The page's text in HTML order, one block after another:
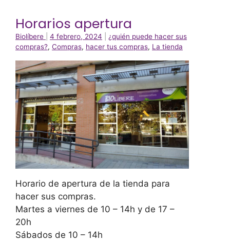
Horarios apertura
Biolíbere 4 febrero, 2024
¿quién puede hacer sus
compras?, Compras, hacer tus compras, La tienda
Horario de apertura de la tienda para
hacer sus compras.
Martes a viernes de 10 – 14h y de 17 –
20h
Sábados de 10 – 14h